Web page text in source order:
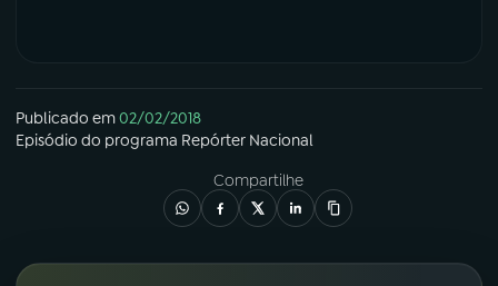
Publicado em02/02/2018
Episódio do programa Repórter Nacional
Compartilhe